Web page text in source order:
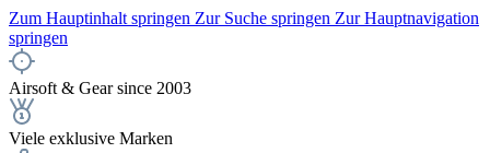
Zum Hauptinhalt springen Zur Suche springen Zur Hauptnavigation
springen
Airsoft & Gear since 2003
Viele exklusive Marken